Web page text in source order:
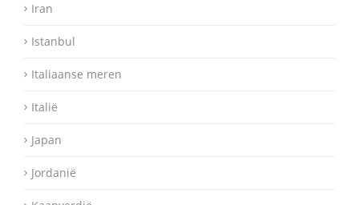
Iran
Istanbul
Italiaanse meren
Italië
Japan
Jordanië